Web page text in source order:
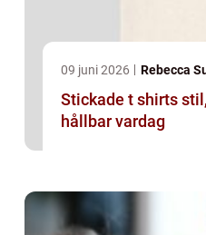
09 juni 2026 Rebecca
Stickade t shirts stil, komfort och
hållbar vardag